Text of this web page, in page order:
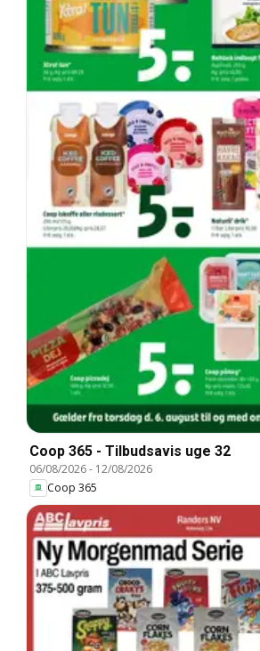
Coop 365 - Tilbudsavis uge 32
06/08/2026- 12/08/2026
Coop 365